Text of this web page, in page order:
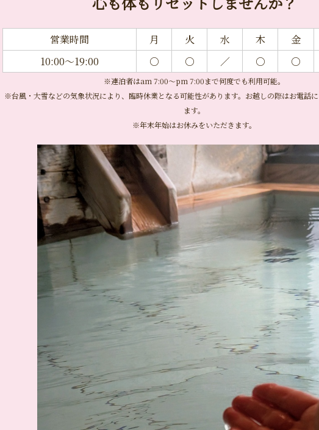
営業時間 月 火 水 木 金
10:00～19:00
○ ○ ／ ○ ○
※連泊者はam 7:00〜pm 7:00まで何度でも利用可能。
※台風・大雪などの気象状況により、臨時休業となる可能性があります。お越しの際はお電話
ます。
※年末年始はお休みをいただきます。